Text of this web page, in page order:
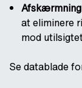
at eliminere
mod
Se datablade